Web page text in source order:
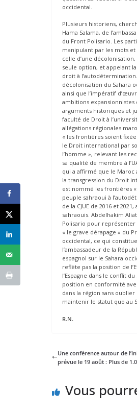
occidental.
Plusieurs historiens,
Hama Salama, de
du Front Polisario. Les
manipulant par les mots
celle d’une
seule option, et appelant
droit à
décolonisation du Sahara
ainsi que l’impératif
ambitions expansionnistes
arguments historiques et
faculté de Droit à
allégations régionales
« les frontières soient
le Droit international par
l’homme », relevant les
sa qualité de membre à
qui a affirmé que le Maroc
la transgression du Droit
est nommé les frontières
peuple sahraoui à
de la CJUE de 2016 et
sahraouis. Abdelhakim
Polisario pour représenter
« le grave dérapage » du
occidental, ce qui
l’ambassadeur de la
espagnol sur le Sahara
reflète pas la position de
l’Espagne dans le conflit
position en conformité
dans la région sans
maintenir le statut quo au
R.N.
Une conférence autour de
prévue le 19 août : Plus de
Vous